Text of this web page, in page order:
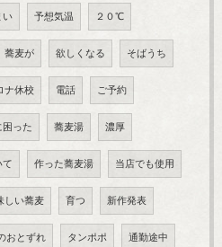
い 予想気温 ２０℃
蕎麦が 欲しくなる そばうち
ナ休校 電話 ご予約
困った 蕎麦湯 濃厚
て 作った蕎麦湯 当店でも使用
しい蕎麦 育つ 新作発表
おとずれ タンポポ 通勤途中